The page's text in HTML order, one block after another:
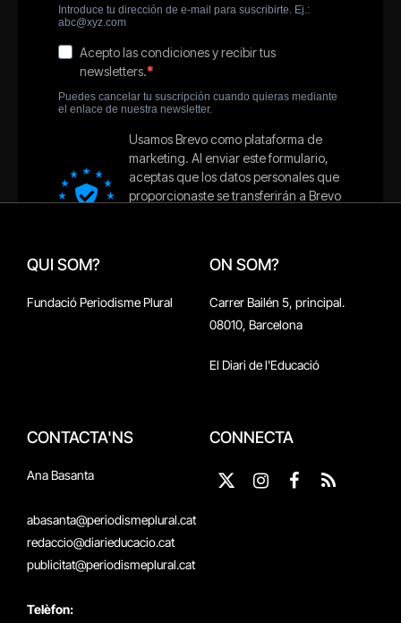
QUI SOM?
Fundació Periodisme Plural
ON SOM?
Carrer Bailén 5, principal.
08010, Barcelona
El Diari de l'Educació
CONTACTA'NS
Ana Basanta
abasanta@periodismeplural.cat
redaccio@diarieducacio.cat
publicitat@periodismeplural.cat
Telèfon:
CONNECTA
X
InstagramFacebook
RSS